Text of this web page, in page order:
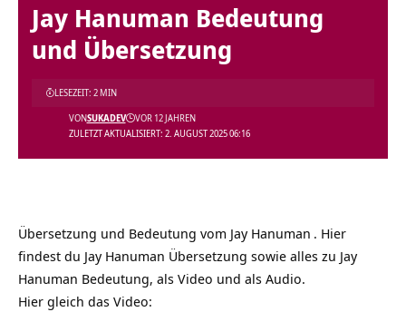
Jay Hanuman Bedeutung
und Übersetzung
ZULETZT AKTUALISIERT: 2. AUGUST 2025 06:16
VONSUKADEV VOR 12 JAHREN
LESEZEIT: 2 MIN
Übersetzung und Bedeutung vom Jay Hanuman . Hier
findest du Jay Hanuman Übersetzung sowie alles zu Jay
Hanuman Bedeutung, als Video und als Audio.
Hier gleich das Video: